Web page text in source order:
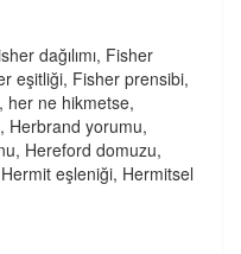
dağılımı, Fisher
eşitliği, Fisher prensibi,
her ne hikmetse,
Herbrand yorumu,
Hereford domuzu,
eşleniği, Hermitsel